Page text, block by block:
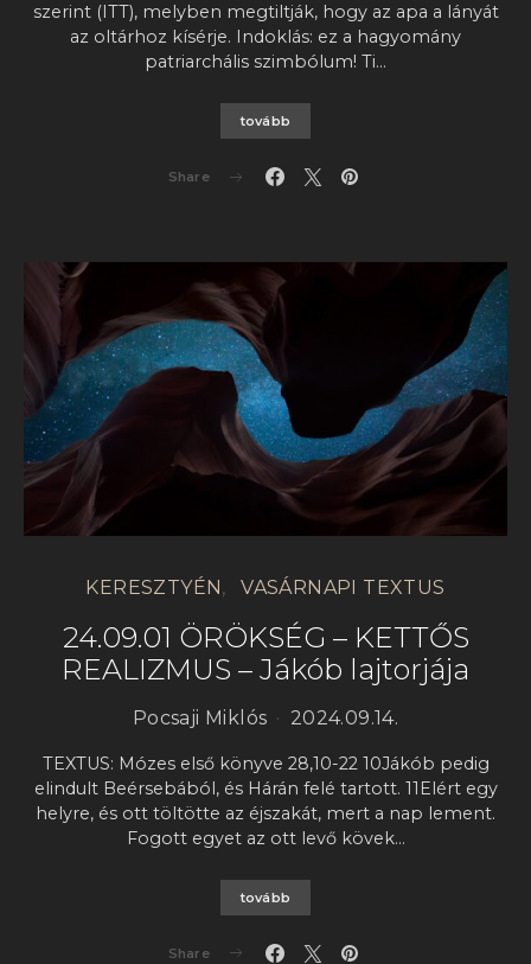
szerint (ITT), melyben megtiltják, hogy az apa a lányát
az oltárhoz kísérje. Indoklás: ez a hagyomány
patriarchális szimbólum! Ti…
tovább
Share
KERESZTYÉN VASÁRNAPI TEXTUS
24.09.01 ÖRÖKSÉG – KETTŐS
REALIZMUS – Jákób lajtorjája
Pocsaji Miklós 2024.09.14.
TEXTUS: Mózes első könyve 28,10-22 10Jákób pedig
elindult Beérsebából, és Hárán felé tartott. 11Elért egy
helyre, és ott töltötte az éjszakát, mert a nap lement.
Fogott egyet az ott levő kövek…
tovább
Share